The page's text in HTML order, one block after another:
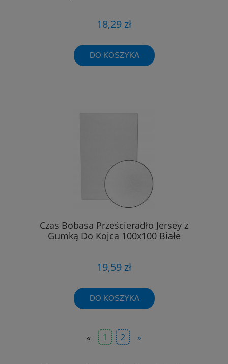
18,29 zł
DO KOSZYKA
Czas Bobasa Prześcieradło Jersey z
Gumką Do Kojca 100x100 Białe
19,59 zł
DO KOSZYKA
« 1 2 »